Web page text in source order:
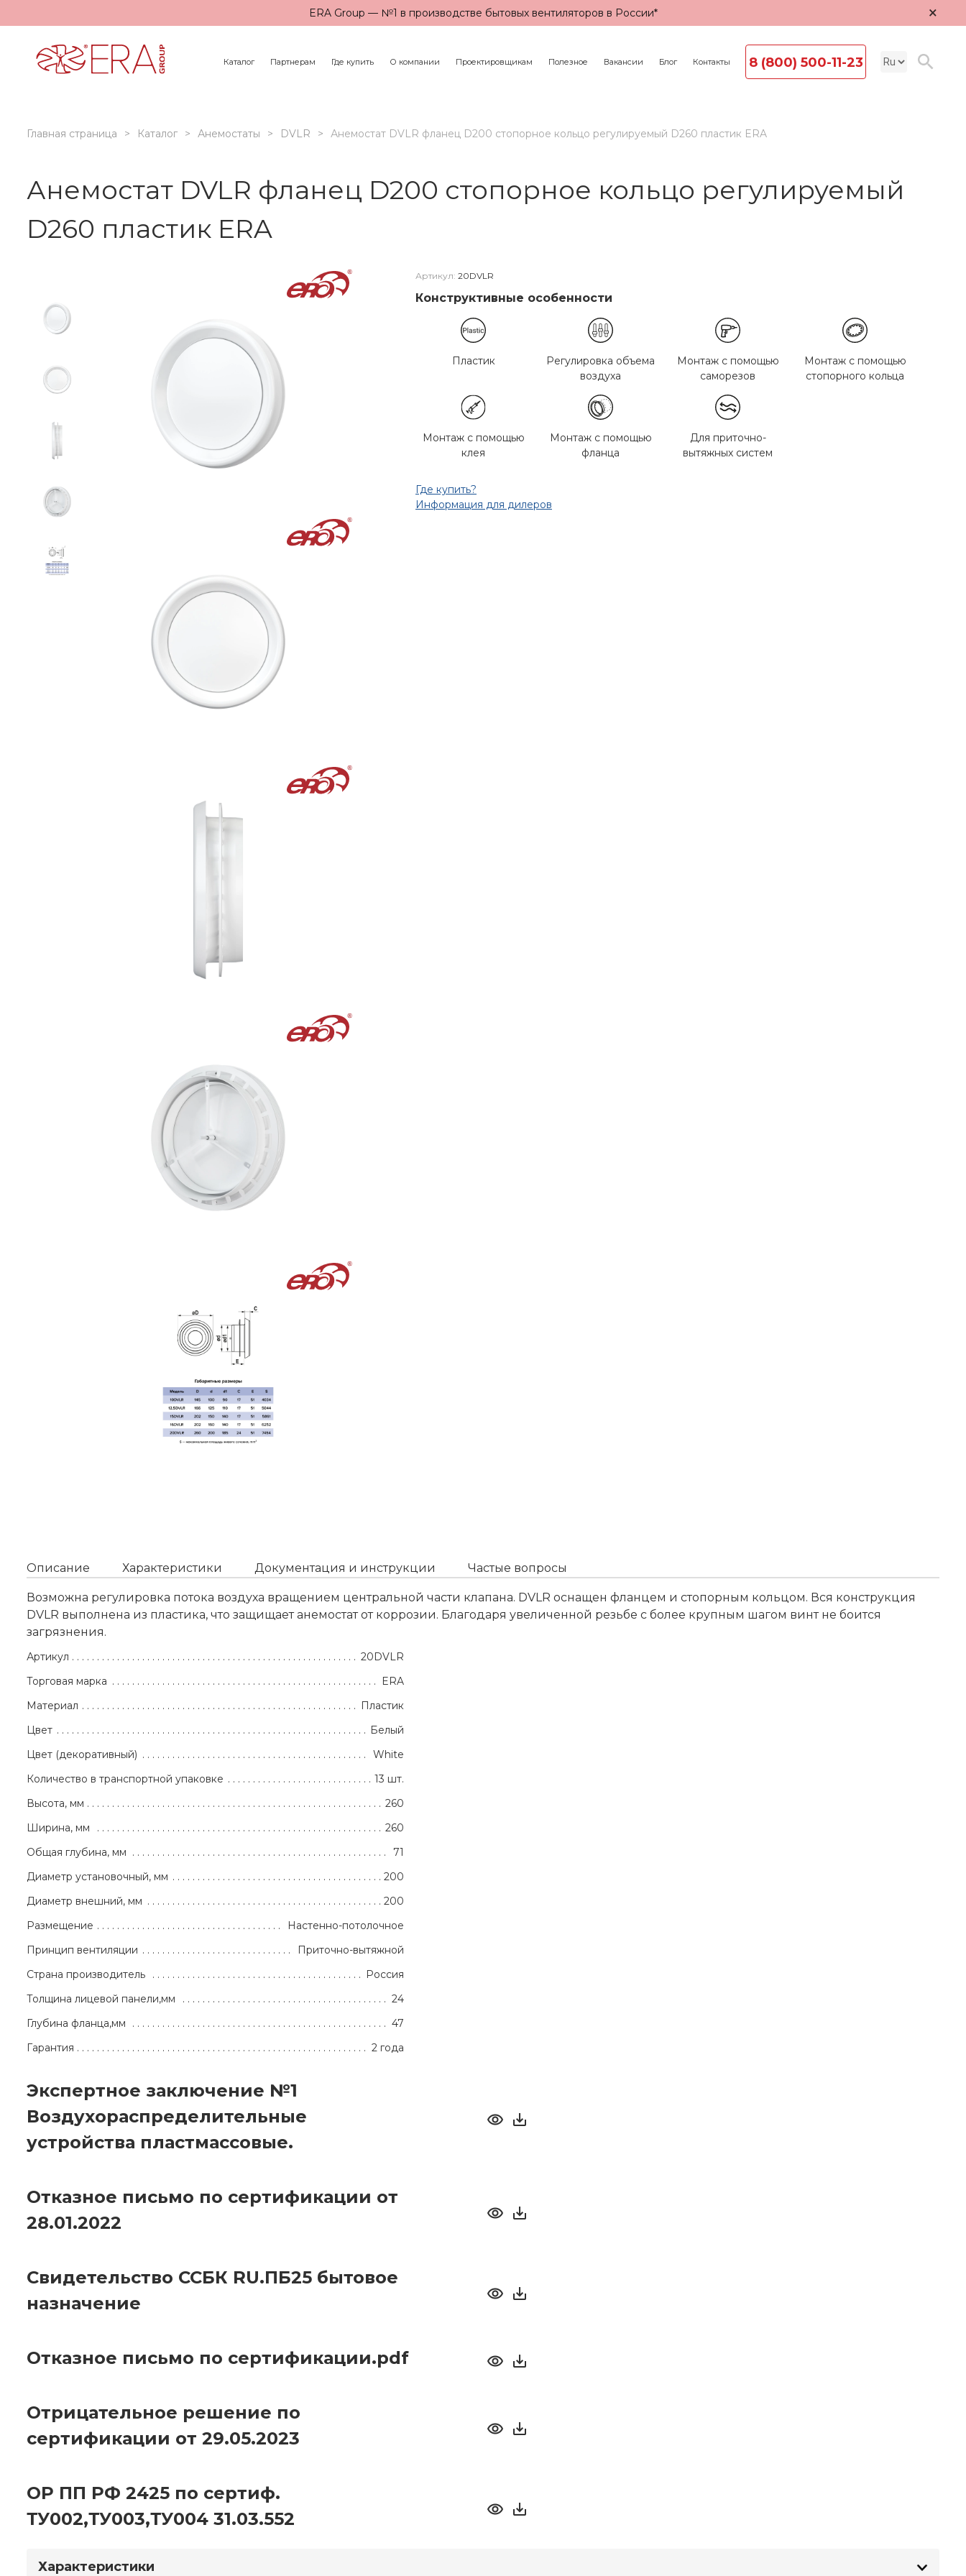
ERA Group — №1 в производстве бытовых вентиляторов в России* ×
Каталог Партнерам Где купить О компании Проектировщикам Полезное Вакансии Блог Контакты 8 (800) 500-11-23
Главная страница Каталог Анемостаты DVLR Анемостат DVLR фланец D200 стопорное кольцо регулируемый D260 пластик ERA
Анемостат DVLR фланец D200 стопорное кольцо регулируемый
D260 пластик ERA
Артикул: 20DVLR
Конструктивные особенности
Пластик
Регулировка объема
воздуха
Монтаж с помощью
саморезов
Монтаж с помощью
стопорного кольца
Монтаж с помощью
клея
Монтаж с помощью
фланца
Для приточно-
вытяжных систем
Где купить?
Информация для дилеров
Описание Характеристики Документация и инструкции Частые вопросы
Возможна регулировка потока воздуха вращением центральной части клапана. DVLR оснащен фланцем и стопорным кольцом. Вся конструкция
DVLR выполнена из пластика, что защищает анемостат от коррозии. Благодаря увеличенной резьбе с более крупным шагом винт не боится
загрязнения.
Артикул
20DVLR
Торговая марка
ERA
Материал
Пластик
Цвет
Белый
Цвет (декоративный)
White
Количество в транспортной упаковке
13 шт.
Высота, мм
260
Ширина, мм
260
Общая глубина, мм
71
Диаметр установочный, мм
200
Диаметр внешний, мм
200
Размещение
Настенно-потолочное
Принцип вентиляции
Приточно-вытяжной
Страна производитель
Россия
Толщина лицевой панели,мм
24
Глубина фланца,мм
47
Гарантия
2 года
Экспертное заключение №1
Воздухораспределительные
устройства пластмассовые.
Отказное письмо по сертификации от
28.01.2022
Свидетельство ССБК RU.ПБ25 бытовое
назначение
Отказное письмо по сертификации.pdf
Отрицательное решение по
сертификации от 29.05.2023
ОР ПП РФ 2425 по сертиф.
ТУ002,ТУ003,ТУ004 31.03.552
Характеристики